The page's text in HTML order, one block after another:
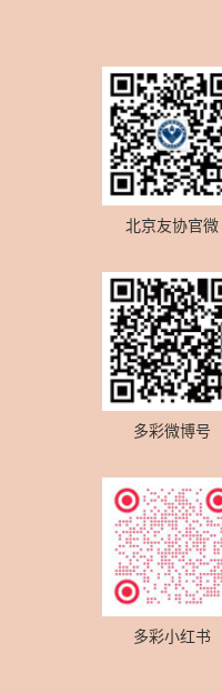
北京友协官微
多彩微博号
多彩小红书